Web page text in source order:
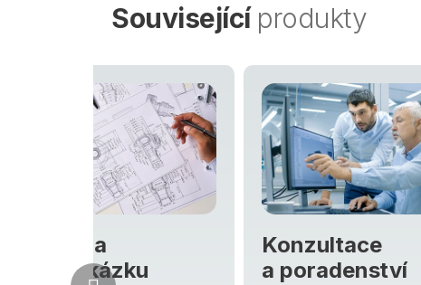
Souvisejícíprodukty
a poradenství
Výzkum
a vývoj